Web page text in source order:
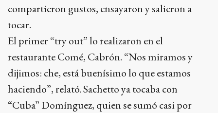
compartieron gustos, ensayaron y salieron a
tocar.
El primer “try out” lo realizaron en el
restaurante Comé, Cabrón. “Nos miramos y
dijimos: che, está buenísimo lo que estamos
haciendo”, relató. Sachetto ya tocaba con
“Cuba” Domínguez, quien se sumó casi por